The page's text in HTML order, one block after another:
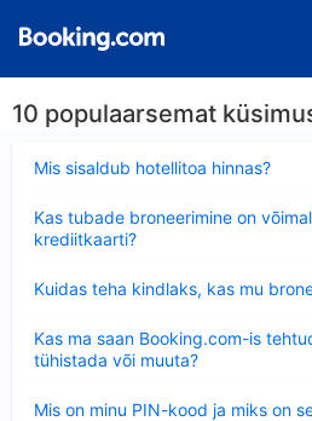
10 populaarsemat
Mis sisaldub hotellitoa hinnas?
Kas tubade broneerimine on
krediitkaarti?
Kuidas teha kindlaks, kas mu
Kas ma saan Booking.com-is
tühistada või muuta?
Mis on minu PIN-kood ja miks on